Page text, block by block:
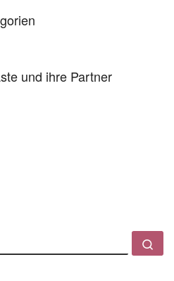
und ihre Partner